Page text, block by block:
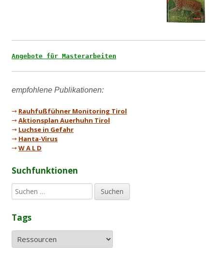
Angebote für Masterarbeiten
→ Rauhfußfühner Monitoring Tirol
→Aktionsplan Auerhuhn Tirol
→ Luchse in Gefahr
→ Hanta-Virus
→W A L D
Suchfunktionen
u
h
e
n
Tags